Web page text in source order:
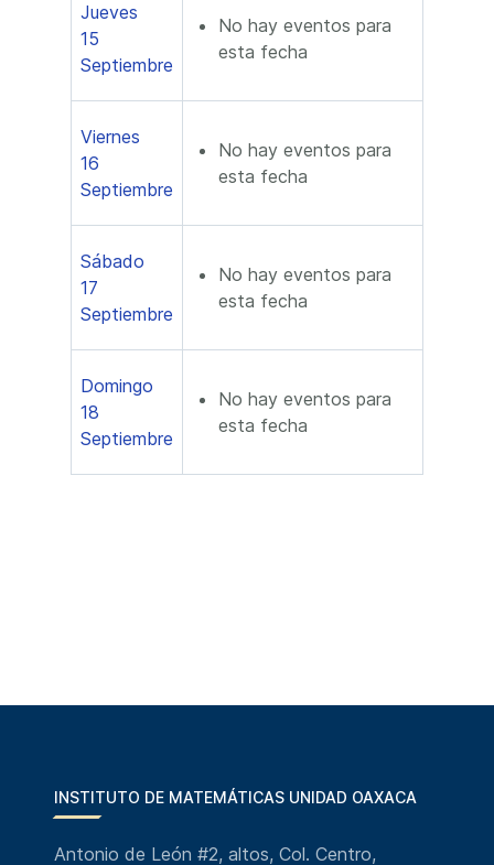
Jueves
15
Septiembre
No hay eventos para
esta fecha
Viernes
16
Septiembre
No hay eventos para
esta fecha
Sábado
17
Septiembre
No hay eventos para
esta fecha
Domingo
18
Septiembre
No hay eventos para
esta fecha
INSTITUTO DE MATEMÁTICAS UNIDAD OAXACA
Antonio de León #2, altos, Col. Centro,